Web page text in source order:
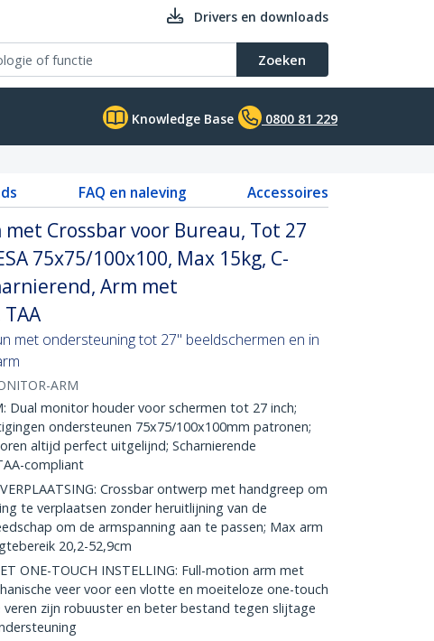
Drivers en downloads
Zoeken
Knowledge Base 0800 81 229
FAQ en naleving Accessoires
Crossbar voor Bureau, Tot 27
75x75/100x100, Max 15kg, C-
Arm met
met ondersteuning tot 27" beeldschermen en in
ARM
Dual monitor houder voor schermen tot 27 inch;
ondersteunen 75x75/100x100mm patronen;
altijd perfect uitgelijnd; Scharnierende
compliant
VERPLAATSING: Crossbar ontwerp met handgreep om
te verplaatsen zonder heruitlijning van de
om de armspanning aan te passen; Max arm
20,2-52,9cm
ONE-TOUCH INSTELLING: Full-motion arm met
veer voor een vlotte en moeiteloze one-touch
veren zijn robuuster en beter bestand tegen slijtage